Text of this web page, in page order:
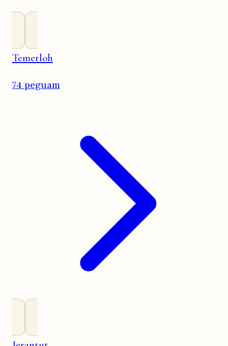
Temerloh
74 peguam